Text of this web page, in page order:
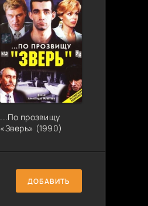
...По прозвищу
«Зверь» (1990)
ДОБАВИТЬ